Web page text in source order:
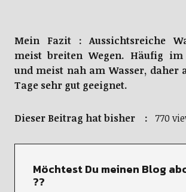
Mein Fazit : Aussichtsreiche
meist breiten Wegen. Häufig im
und meist nah am Wasser, daher
Tage sehr gut geeignet.
Dieser Beitrag hat bisher : 770
Möchtest Du meinen Blog
??